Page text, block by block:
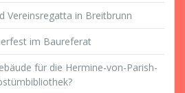
Vereinsregatta in Breitbrunn
im Baureferat
für die Hermine-von-Parish-